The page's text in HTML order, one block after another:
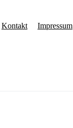
Kontakt Impressum